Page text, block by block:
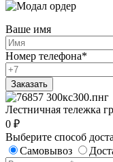
Ваше имя
Номер телефона*
Лестничная тележка
0 ₽
Выберите способ
Самовывоз